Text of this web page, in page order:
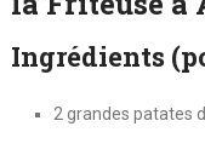
Ingrédients
2 grandes patates